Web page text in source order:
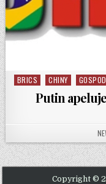
Posted in
BRICS CHINY
Putin
Copyright ©